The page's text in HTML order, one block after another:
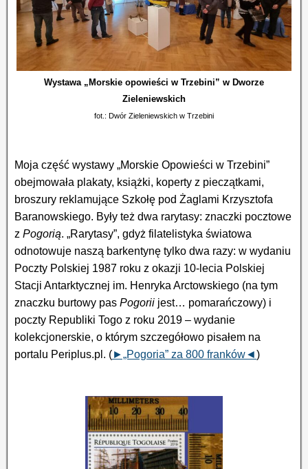
Wystawa „Morskie opowieści w Trzebini” w Dworze
Zieleniewskich
fot.: Dwór Zieleniewskich w Trzebini
Moja część wystawy „Morskie Opowieści w Trzebini”
obejmowała plakaty, książki, koperty z pieczątkami,
broszury reklamujące Szkołę pod Żaglami Krzysztofa
Baranowskiego. Były też dwa rarytasy: znaczki pocztowe
z Pogorią. „Rarytasy”, gdyż filatelistyka światowa
odnotowuje naszą barkentynę tylko dwa razy: w wydaniu
Poczty Polskiej 1987 roku z okazji 10-lecia Polskiej
Stacji Antarktycznej im. Henryka Arctowskiego (na tym
znaczku burtowy pas Pogorii jest… pomarańczowy) i
poczty Republiki Togo z roku 2019 – wydanie
kolekcjonerskie, o którym szczegółowo pisałem na
portalu Periplus.pl. (►„Pogoria” za 800 franków◄)